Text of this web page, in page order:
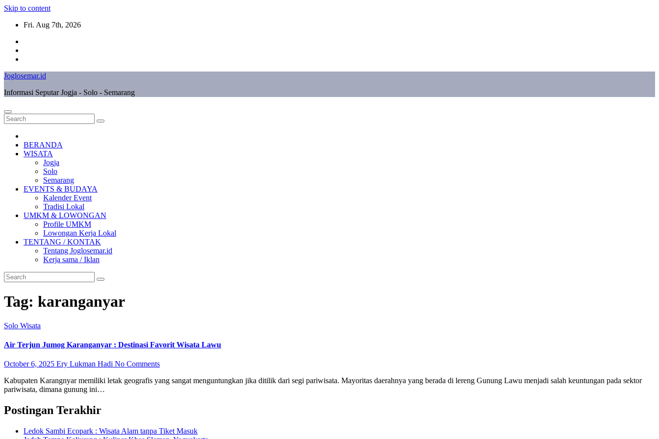
Skip to content
Fri. Aug 7th, 2026
Joglosemar.id
Informasi Seputar Jogja - Solo - Semarang
BERANDA
WISATA
Jogja
Solo
Semarang
EVENTS & BUDAYA
Kalender Event
Tradisi Lokal
UMKM & LOWONGAN
Profile UMKM
Lowongan Kerja Lokal
TENTANG / KONTAK
Tentang Joglosemar.id
Kerja sama / Iklan
Tag: karanganyar
Solo Wisata
Air Terjun Jumog Karanganyar : Destinasi Favorit Wisata Lawu
October 6, 2025 Ery Lukman Hadi No Comments
Kabupaten Karangnyar memiliki letak geografis yang sangat menguntungkan jika ditilik dari segi pariwisata. Mayoritas daerahnya yang berada di lereng Gunung Lawu menjadi salah keuntungan pada sektor
pariwisata, dimana gunung ini…
Postingan Terakhir
Ledok Sambi Ecopark : Wisata Alam tanpa Tiket Masuk